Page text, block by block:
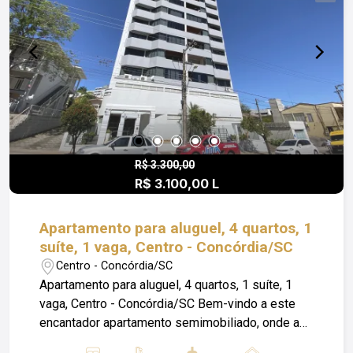
R$ 3.300,00
R$ 3.100,00 L
Apartamento para aluguel, 4 quartos, 1
suíte, 1 vaga, Centro - Concórdia/SC
Centro - Concórdia/SC
Apartamento para aluguel, 4 quartos, 1 suíte, 1
vaga, Centro - Concórdia/SC Bem-vindo a este
encantador apartamento semimobiliado, onde a